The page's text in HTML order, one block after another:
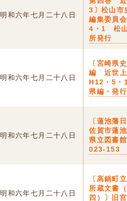
明和六年七月二十八日
3〕松山市
編集委員
4・1 松
所発行
明和六年七月二十八日
〔宮崎県
編 近世
H12・5・
県編・発行
明和六年七月二十八日
〔蓮池藩
佐賀市蓮
県立図書
023-153
明和六年七月二十八日
〔高鍋町
所蔵文書
四）〕旧